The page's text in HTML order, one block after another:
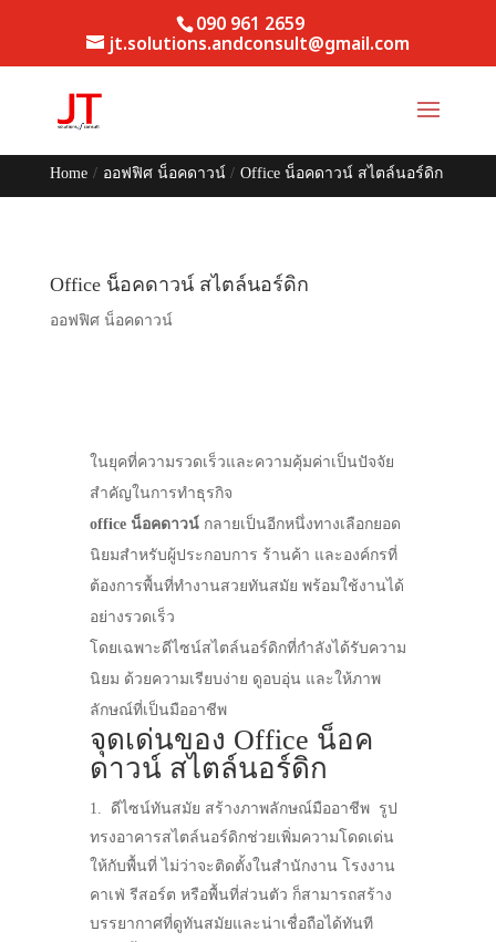
090 961 2659
jt.solutions.andconsult@gmail.com
Home / ออฟฟิศ น็อคดาวน์ / Office น็อคดาวน์ สไตล์นอร์ดิก
Office น็อคดาวน์ สไตล์นอร์ดิก
ออฟฟิศ น็อคดาวน์
ในยุคที่ความรวดเร็วและความคุ้มค่าเป็นปัจจัย
สำคัญในการทำธุรกิจ
office น็อคดาวน์กลายเป็นอีกหนึ่งทางเลือกยอด
นิยมสำหรับผู้ประกอบการ ร้านค้า และองค์กรที่
ต้องการพื้นที่ทำงานสวยทันสมัย พร้อมใช้งานได้
อย่างรวดเร็ว
โดยเฉพาะดีไซน์สไตล์นอร์ดิกที่กำลังได้รับความ
นิยม ด้วยความเรียบง่าย ดูอบอุ่น และให้ภาพ
ลักษณ์ที่เป็นมืออาชีพ
จุดเด่นของ Office น็อค
ดาวน์ สไตล์นอร์ดิก
ดีไซน์ทันสมัย สร้างภาพลักษณ์มืออาชีพ รูป
ทรงอาคารสไตล์นอร์ดิกช่วยเพิ่มความโดดเด่น
ให้กับพื้นที่ ไม่ว่าจะติดตั้งในสำนักงาน โรงงาน
คาเฟ่ รีสอร์ต หรือพื้นที่ส่วนตัว ก็สามารถสร้าง
บรรยากาศที่ดูทันสมัยและน่าเชื่อถือได้ทันที